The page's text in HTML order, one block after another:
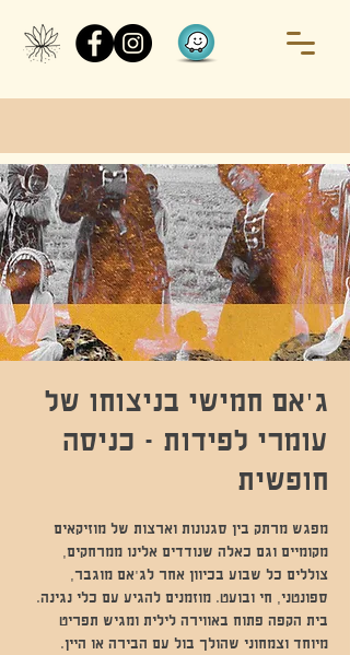
ג'אם חמישי בניצוחו של
עומרי לפידות - כניסה
חופשית
מפגש מרתק בין סגנונות וארצות של מוזיקאים
מקומיים וגם כאלה שנודדים אלינו ממרחקים,
צוללים כל שבוע בכיוון אחר לג'אם מוגבר,
ספונטני, חי ובועט. מוזמנים להגיע עם כלי נגינה.
בית הקפה פתוח באווירה לילית ומגיש תפריט
מיוחד וצמחוני שהולך בול עם הבירה או היין.